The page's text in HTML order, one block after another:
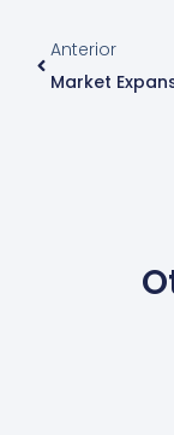
Anterior
Market